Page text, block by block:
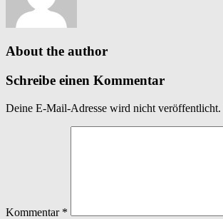
About the author
Schreibe einen Kommentar
Deine E-Mail-Adresse wird nicht veröffentlicht.
Kommentar *